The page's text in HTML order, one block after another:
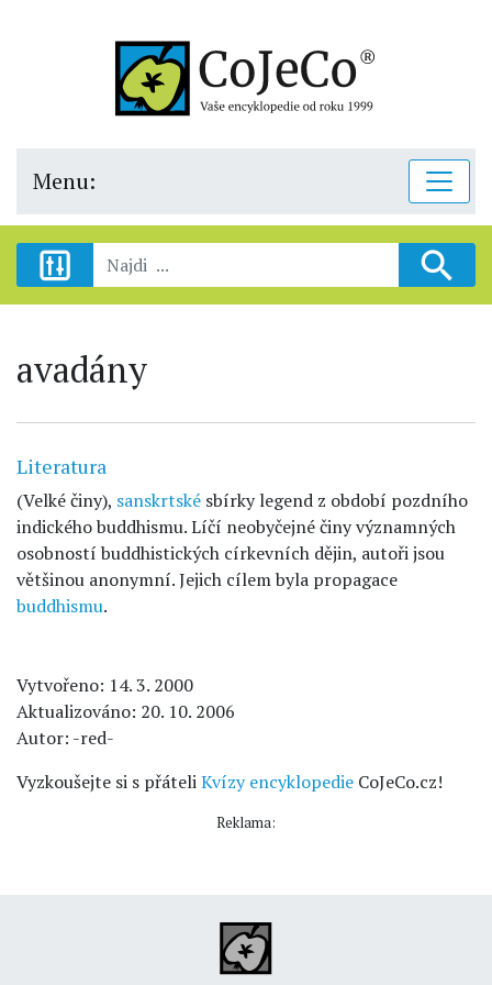
Menu:
avadány
Literatura
(Velké činy), sanskrtské sbírky legend z období pozdního
indického buddhismu. Líčí neobyčejné činy významných
osobností buddhistických církevních dějin, autoři jsou
většinou anonymní. Jejich cílem byla propagace
buddhismu.
Vytvořeno: 14. 3. 2000
Aktualizováno: 20. 10. 2006
Autor: -red-
Vyzkoušejte si s přáteliKvízy encyklopedie CoJeCo.cz!
Reklama: